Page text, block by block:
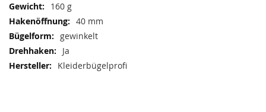
160 g
40 mm
gewinkelt
Ja
Kleiderbügelprofi